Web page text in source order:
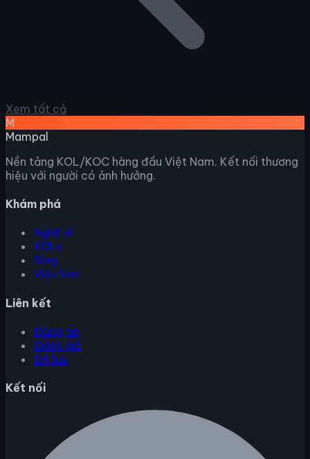
Xem tất cả
M
Mampal
Nền tảng KOL/KOC hàng đầu Việt Nam. Kết nối thương
hiệu với người có ảnh hưởng.
Khám phá
Nghệ sĩ
KOLs
Blog
Việc làm
Liên kết
Đăng tin
Đánh giá
Đã lưu
Kết nối